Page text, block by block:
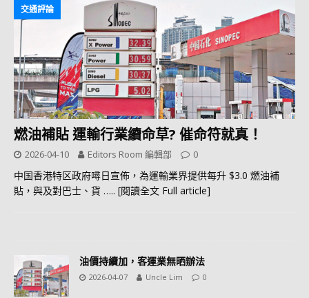
交通評論
燃油補貼 運輸行業續命草? 催命符就真！
2026-04-10 Editors Room 編輯部 0
中国香港特区政府噚日宣佈，為運輸業界提供每升 $3.0 燃油補
貼，與及對巴士、貨 ….. [閱讀全文 Full article]
油價持續加，客運業無晒辦法
2026-04-07 Uncle Lim 0